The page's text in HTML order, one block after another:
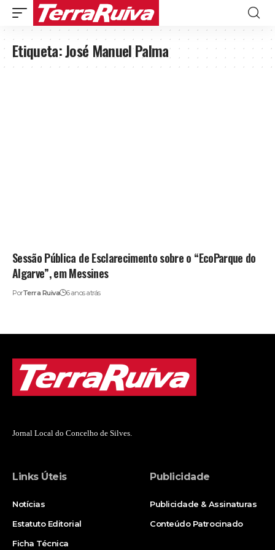
Etiqueta:José Manuel Palma
Sessão Pública de Esclarecimento sobre o “EcoParque do
Algarve”, em Messines
PorTerra Ruiva 6 anos atrás
Jornal Local do Concelho de Silves.
Links Úteis
Notícias
Estatuto Editorial
Ficha Técnica
Publicidade
Publicidade & Assinaturas
Conteúdo Patrocinado